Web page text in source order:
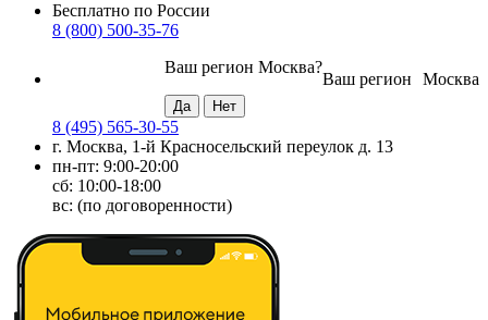
Бесплатно по России
8 (800) 500-35-76
Москва
Ваш регион
Ваш регион Москва?
8 (495) 565-30-55
г. Москва, 1-й Красносельский переулок д. 13
пн-пт: 9:00-20:00
сб: 10:00-18:00
вс: (по договоренности)